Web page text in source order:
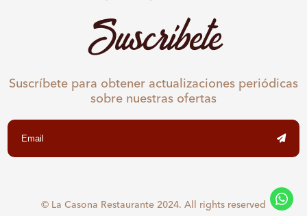
Suscríbete
Suscríbete para obtener actualizaciones periódicas
sobre nuestras ofertas
© La Casona Restaurante 2024. All rights reserved